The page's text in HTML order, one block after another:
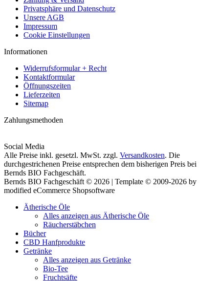
Privatsphäre und Datenschutz
Unsere AGB
Impressum
Cookie Einstellungen
Informationen
Widerrufsformular + Recht
Kontaktformular
Öffnungszeiten
Lieferzeiten
Sitemap
Zahlungsmethoden
Social Media
Alle Preise inkl. gesetzl. MwSt. zzgl. Versandkosten. Die
durchgestrichenen Preise entsprechen dem bisherigen Preis bei
Bernds BIO Fachgeschäft.
Bernds BIO Fachgeschäft © 2026 | Template © 2009-2026 by
modified eCommerce Shopsoftware
Ätherische Öle
Alles anzeigen aus Ätherische Öle
Räucherstäbchen
Bücher
CBD Hanfprodukte
Getränke
Alles anzeigen aus Getränke
Bio-Tee
Fruchtsäfte